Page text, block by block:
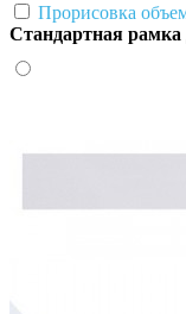
Прорисовка
Стандартная